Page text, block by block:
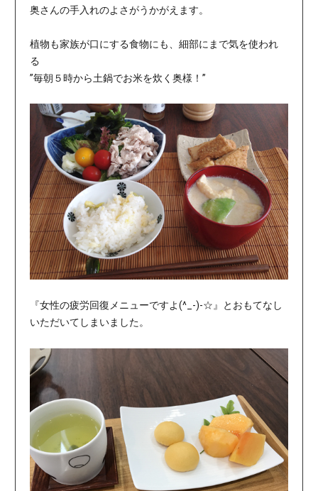
奥さんの手入れのよさがうかがえます。
植物も家族が口にする食物にも、細部にまで気を使われ
る
”毎朝５時から土鍋でお米を炊く奥様！”
『女性の疲労回復メニューですよ(^_-)-☆』とおもてなし
いただいてしまいました。